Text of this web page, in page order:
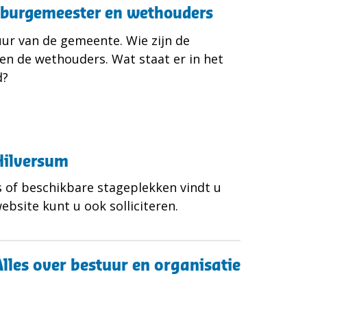
en wethouders
van de gemeente. Wie zijn de
de wethouders. Wat staat er in het
of beschikbare stageplekken vindt u
kunt u ook solliciteren.
over bestuur en organisatie